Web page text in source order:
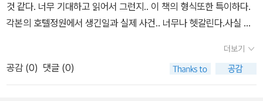
것 같다. 너무 기대하고 읽어서 그런지.. 이 책의 형식또한 특이하다.
각본의 호텔정원에서 생긴일과 실제 사건.. 너무나 헷갈린다.사실 이
더보기
공감 (0) 댓글 (0)